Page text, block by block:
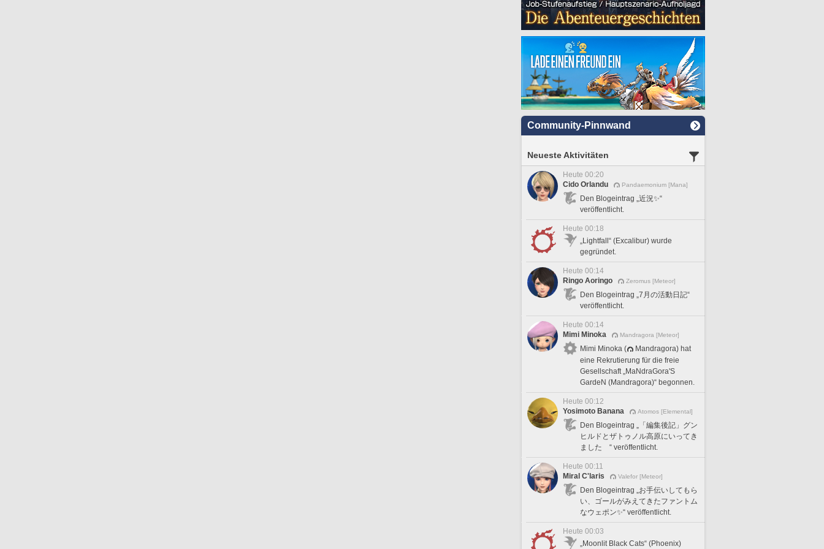
Community-Pinnwand
Neueste Aktivitäten
Heute 00:20
Cido Orlandu
Pandaemonium [Mana]
Den Blogeintrag „近況✨“
veröffentlicht.
Heute 00:18
„Lightfall“ (Excalibur) wurde
gegründet.
Heute 00:14
Ringo Aoringo
Zeromus [Meteor]
Den Blogeintrag „7月の活動日記“
veröffentlicht.
Heute 00:14
Mimi Minoka
Mandragora [Meteor]
Mimi Minoka (
Mandragora) hat
eine Rekrutierung für die freie
Gesellschaft „MaNdraGora'S
GardeN (Mandragora)“ begonnen.
Heute 00:12
Yosimoto Banana
Atomos [Elemental]
Den Blogeintrag „「編集後記」グン
ヒルドとザトゥノル高原にいってき
ました “ veröffentlicht.
Heute 00:11
Miral C'laris
Valefor [Meteor]
Den Blogeintrag „お手伝いしてもら
い、ゴールがみえてきたファントム
なウェポン✨“ veröffentlicht.
Heute 00:03
„Moonlit Black Cats“ (Phoenix)